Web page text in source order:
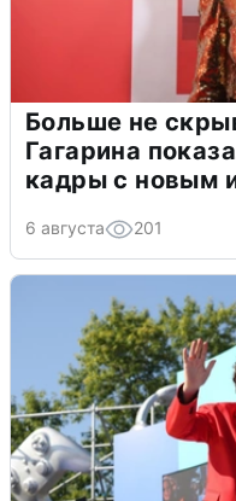
Больше не
Гагарина
кадры с новым
6 августа 201